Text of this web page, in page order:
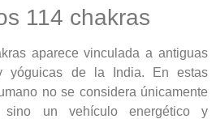
114 chakras
aparece vinculada a antiguas
yóguicas de la India. En estas
no se considera únicamente
sino un vehículo energético y